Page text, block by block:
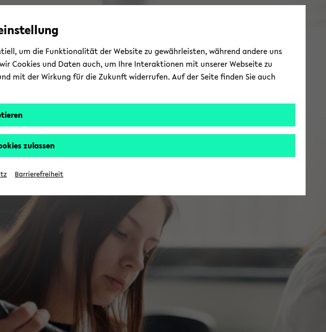
um die Funktionalität der Website zu gewährleisten, während andere uns
Cookies und Daten auch, um Ihre Interaktionen mit unserer Webseite zu
mit der Wirkung für die Zukunft widerrufen. Auf der Seite finden Sie auch
zulassen
Barrierefreiheit